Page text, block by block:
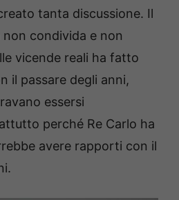
tanta discussione. Il
condivida e non
vicende reali ha fatto
il passare degli anni,
essersi
perché Re Carlo ha
avere rapporti con il